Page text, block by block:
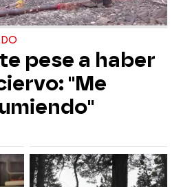
pese a haber
"Me